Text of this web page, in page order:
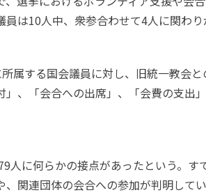
員は10人中、衆参合わせて4人に関わり
属する国会議員に対し、旧統一教会
、「会合への出席」、「会費の支出
人に何らかの接点があったという。す
関連団体の会合への参加が判明して